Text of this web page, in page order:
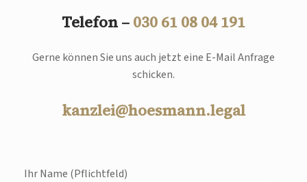
Telefon – 030 61 08 04 191
Gerne können Sie uns auch jetzt eine E-Mail Anfrage
schicken.
kanzlei@hoesmann.legal
Ihr Name (Pflichtfeld)